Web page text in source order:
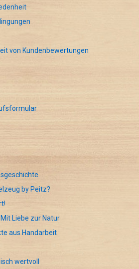
von Kundenbewertungen
by Peitz?
Liebe zur Natur
aus Handarbeit
wertvoll